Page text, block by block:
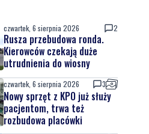
czwartek, 6 sierpnia 2026 2
Rusza przebudowa ronda.
Kierowców czekają duże
utrudnienia do wiosny
czwartek, 6 sierpnia 2026 3
Nowy sprzęt z KPO już służy
pacjentom, trwa też
rozbudowa placówki